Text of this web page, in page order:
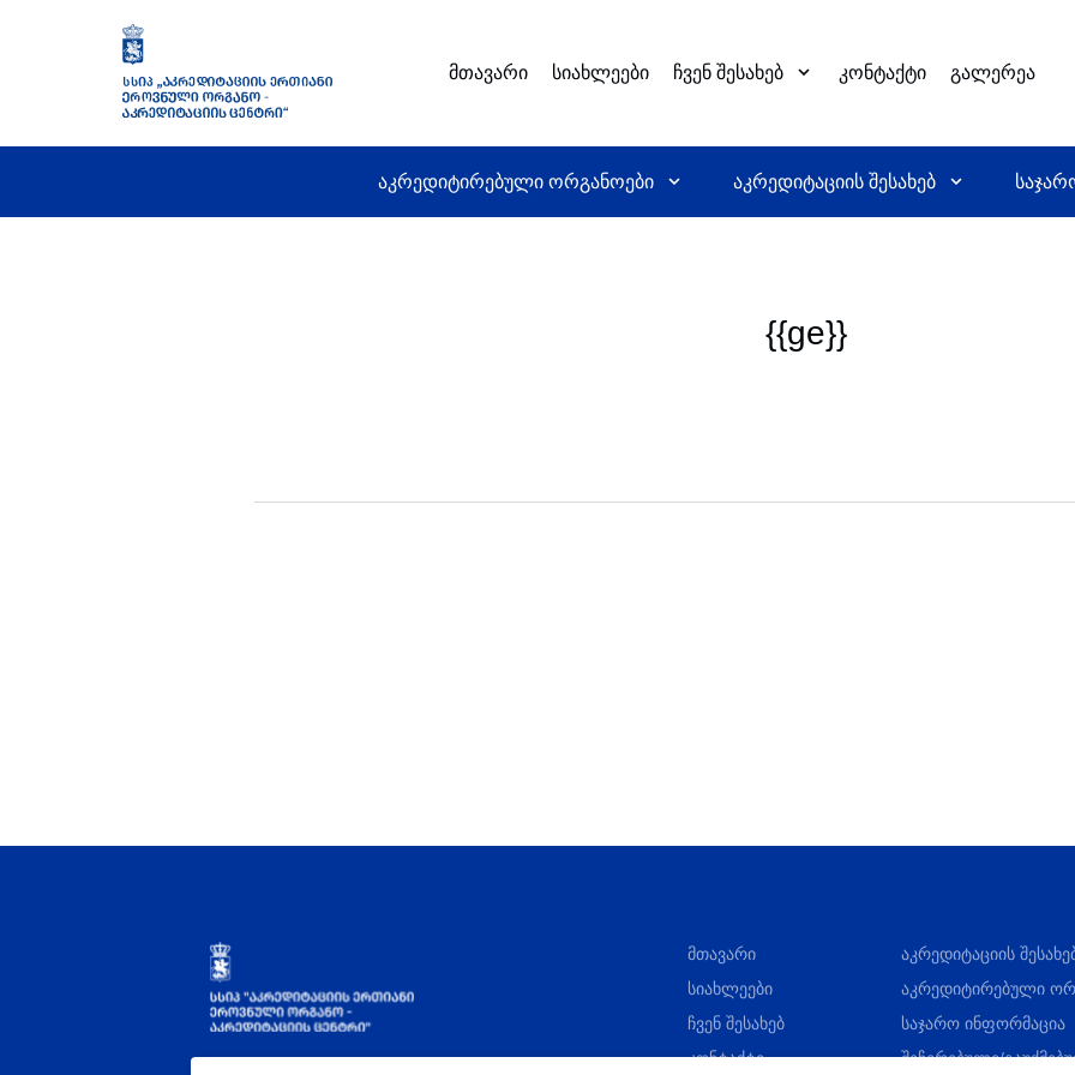
მთავარი სიახლეები ჩვენ შესახებ კონტაქტი გალერეა
აკრედიტირებული ორგანოები აკრედიტაციის შესახებ
{{ge}}
მთავარი
სიახლეები
ჩვენ შესახებ
კონტაქტი
აკრედიტაციის
აკრედიტირებული
საჯარო ინფორმაცია
შეჩერებული/